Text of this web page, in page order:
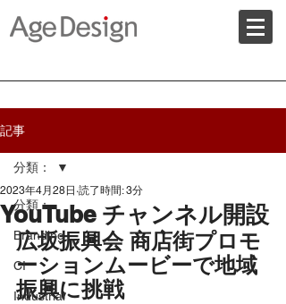
記事
分類：
Branding
CI
Industrial
分類：
YouTube チャンネル開設
2023年4月28日 読了時間: 3分
広坂振興会 商店街プロモ
ーションムービーで地域
振興に挑戦